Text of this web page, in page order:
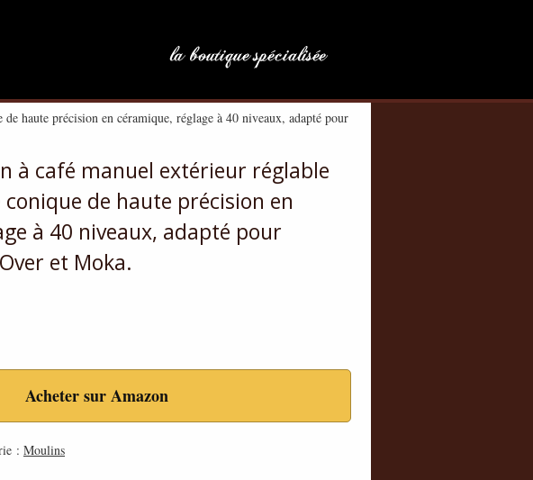
haute précision en céramique, réglage à 40 niveaux, adapté pour
à café manuel extérieur réglable
de haute précision en
à 40 niveaux, adapté pour
et Moka.
Acheter sur Amazon
: Moulins